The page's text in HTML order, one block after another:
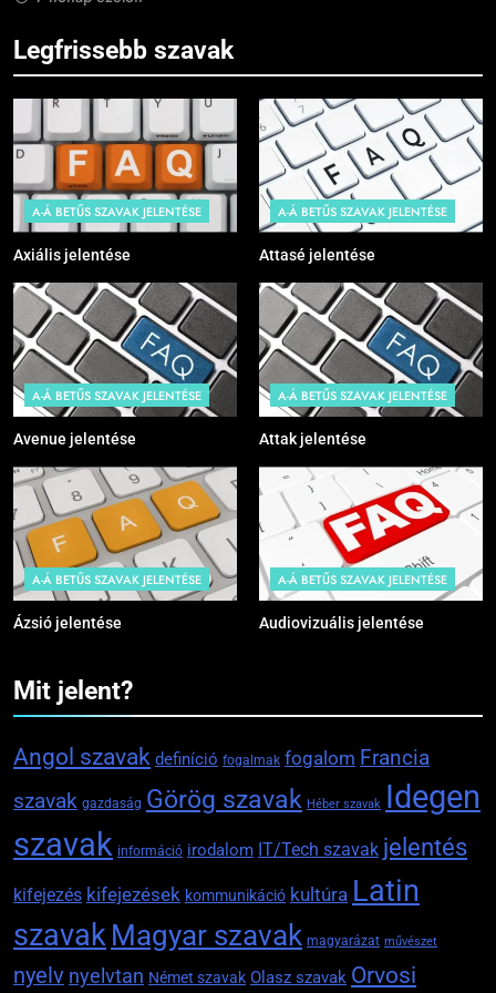
Legfrissebb szavak
A-Á BETŰS SZAVAK JELENTÉSE
Axiális jelentése
A-Á BETŰS SZAVAK JELENTÉSE
Attasé jelentése
A-Á BETŰS SZAVAK JELENTÉSE
Avenue jelentése
A-Á BETŰS SZAVAK JELENTÉSE
Attak jelentése
A-Á BETŰS SZAVAK JELENTÉSE
Ázsió jelentése
A-Á BETŰS SZAVAK JELENTÉSE
Audiovizuális jelentése
Mit jelent?
Angol szavak definíció fogalmak fogalom Francia
szavak gazdaság Görög szavak Héber szavak Idegen
szavak információ irodalom IT/Tech szavak jelentés
kifejezés kifejezések kommunikáció kultúra Latin
szavak Magyar szavak magyarázat művészet
nyelv nyelvtan Német szavak Olasz szavak Orvosi